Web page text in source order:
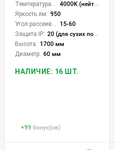
4000K (нейтральный)
Яркость лм: 950
15-60
Защита IP: 20 (для сухих пом.)
Высота: 1700 мм
Диаметр: 60 мм
НАЛИЧИЕ: 16 ШТ.
+99 бонус(ов)